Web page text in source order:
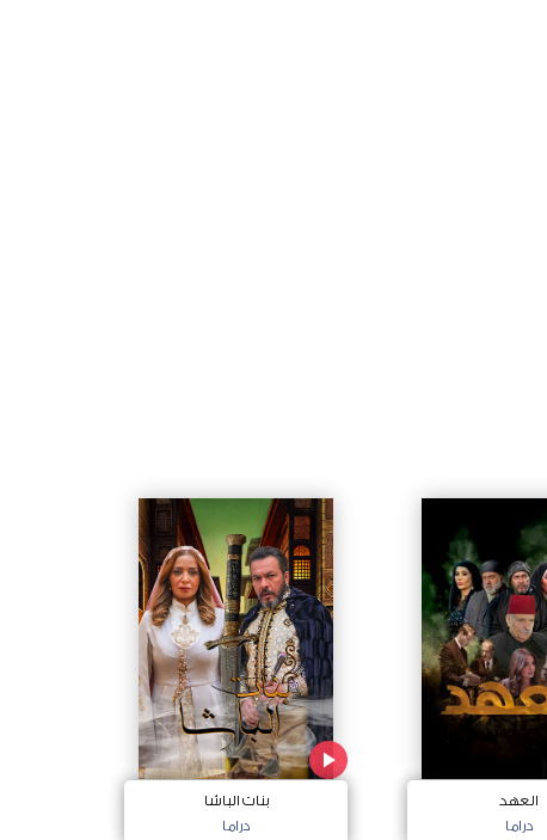
العهد
دراما
بنات الباشا
دراما